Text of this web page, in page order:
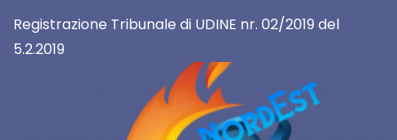
Registrazione Tribunale di UDINE nr. 02/2019 del
5.2.2019